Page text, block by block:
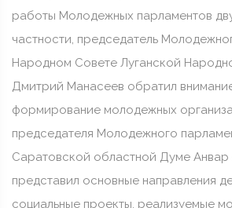
работы Молодежных парламентов
частности, председатель
Народном Совете Луганской
Дмитрий Манасеев обратил
формирование молодежных
председателя Молодежного
Саратовской областной Думе Анвар
представил основные направления
социальные проекты, реализуемые